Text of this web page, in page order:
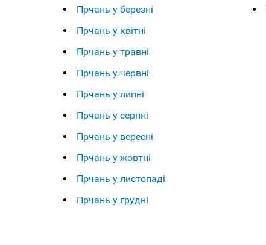
Прчань у березні
Прчань у квітні
Прчань у травні
Прчань у червні
Прчань у липні
Прчань у серпні
Прчань у вересні
Прчань у жовтні
Прчань у листопаді
Прчань у грудні